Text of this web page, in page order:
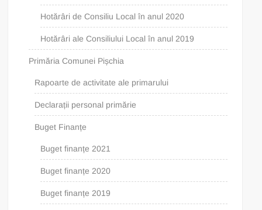
Hotărâri de Consiliu Local în anul 2020
Hotărâri ale Consiliului Local în anul 2019
Primăria Comunei Pișchia
Rapoarte de activitate ale primarului
Declarații personal primărie
Buget Finanțe
Buget finanțe 2021
Buget finanțe 2020
Buget finanțe 2019